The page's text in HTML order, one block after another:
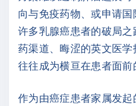
向与免疫药物、或申请
许多乳腺癌患者的破局
药渠道、晦涩的英文医学
往往成为横亘在患者面前
作为由癌症患者家属发